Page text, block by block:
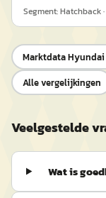
Segment:Hatchback
MarktdataHyundai
Alle vergelijkingen
Veelgestelde
Wat is